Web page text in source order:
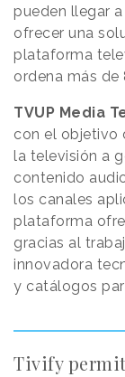
pueden llegar
ofrecer una
plataforma
ordena más de
TVUP Media
con el objetivo
la televisión a
contenido
los canales
plataforma
gracias al
innovadora
y catálogos
Tivify